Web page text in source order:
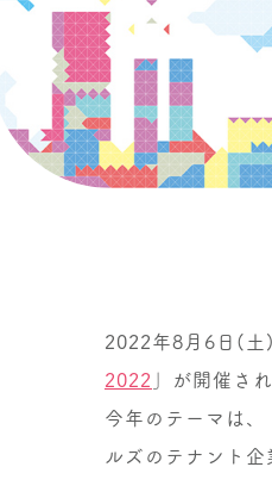
2022年8月6日(
2022 」が開催さ
今年のテーマは
ルズのテナント